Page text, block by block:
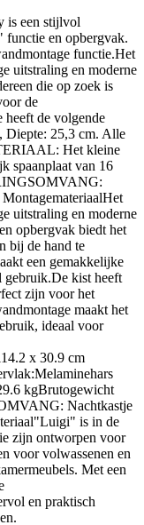
is een stijlvol
functie en opbergvak.
functie.Het
uitstraling en moderne
die op zoek is
de
de volgende
Diepte: 25,3 cm. Alle
Het kleine
spaanplaat van 16
uitstraling en moderne
opbergvak biedt het
bij de hand te
een gemakkelijke
gebruik.De kist heeft
zijn voor het
maakt het
ideaal voor
x 30.9 cm
kgBrutogewicht
Nachtkastje
is in de
zijn ontworpen voor
voor volwassenen en
Met een
en praktisch